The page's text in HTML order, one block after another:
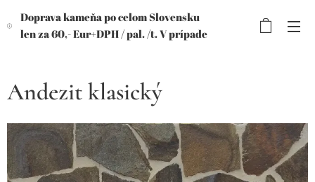
Doprava kameňa po celom Slovensku
len za 60,- Eur+DPH /pal. /t. V prípade
Andezit klasický